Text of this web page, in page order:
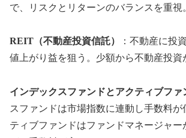
で、リスクとリターンのバランスを重視
REIT（不動産投資信託）
：不動産に投
値上がり益を狙う。少額から不動産投資
インデックスファンドとアクティブファ
スファンドは市場指数に連動し手数料が
ティブファンドはファンドマネージャー